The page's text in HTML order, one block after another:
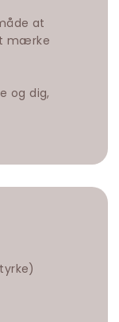
at
mærke
og dig,